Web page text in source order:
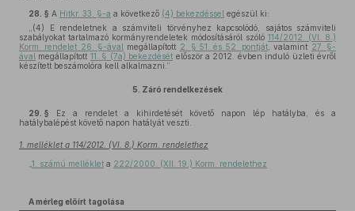
28. § A Hitkr. 33. §-a a következő (4) bekezdéssel egészül ki:
„(4) E rendeletnek a számviteli törvényhez kapcsolódó, sajátos számviteli
szabályokat tartalmazó kormányrendeletek módosításáról szóló 114/2012. (VI. 8.)
Korm. rendelet 26. §-ával megállapított 2. § 51. és 52. pontját , valamint 27. §-
ával megállapított 11. § (7a) bekezdését először a 2012. évben induló üzleti évről
készített beszámolóra kell alkalmazni.”
5. Záró rendelkezések
29. § Ez a rendelet a kihirdetését követő napon lép hatályba, és a
hatálybalépést követő napon hatályát veszti.
1. melléklet a 114/2012. (VI. 8.) Korm. rendelethez
1. számú melléklet a 222/2000. (XII. 19.) Korm. rendelethez
A mérleg előírt tagolása